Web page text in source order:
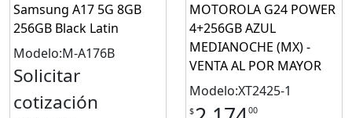
Samsung A17 5G 8GB
256GB Black Latin
Modelo:M-A176B
Solicitar
cotización
MOTOROLA G24 POWER
4+256GB AZUL
MEDIANOCHE (MX) -
VENTA AL POR MAYOR
Modelo:XT2425-1
$ 00